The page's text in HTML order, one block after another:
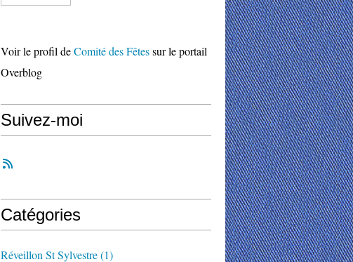
Voir le profil deComité des Fêtessur le portail
Overblog
Suivez-moi
Catégories
Réveillon St Sylvestre(1)